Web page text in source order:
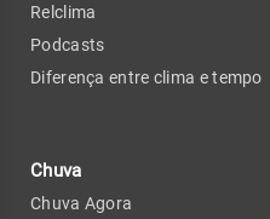
Relclima
Podcasts
Diferença entre clima e tempo
Chuva
Chuva Agora